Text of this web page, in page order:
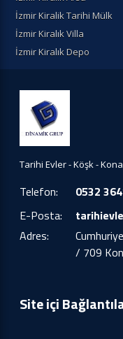
İzmir Kiralik Tarihi Mülk
İzmir Kiralık Villa
İzmir Kiralık Depo
Tarihi Evler - Köşk -
Telefon:
0532
E-Posta:
Adres:
/ 709
Site içi